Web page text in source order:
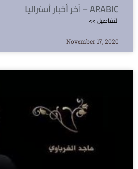
آخر أخبار أستراليا – ARABIC
<< التفاصيل
November 17, 2020